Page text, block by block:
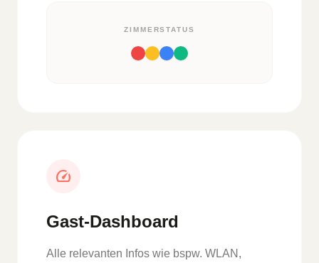
ZIMMERSTATUS
speed
Gast-Dashboard
Alle relevanten Infos wie bspw. WLAN,